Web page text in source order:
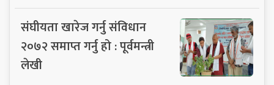
संघीयता खारेज गर्नु संविधान
२०७२ समाप्त गर्नु हो : पूर्वमन्त्री
लेखी